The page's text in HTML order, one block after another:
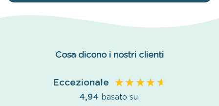
Cosa dicono i nostri clienti
Eccezionale
4,94 basato su